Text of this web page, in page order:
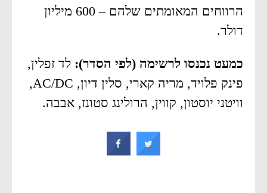
הרווחים המאומתים שלהם – 600 מיליון
דולר.
כמעט נכנסו לרשימה (לפי הסדר): לד זפלין,
פינק פלויד, מריה קארי, סלין דיון, AC/DC,
וויטני יוסטון, קווין, הרולינג סטונז, אבבה.